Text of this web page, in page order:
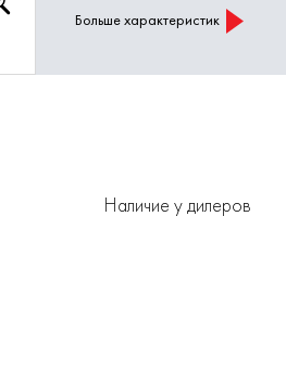
Больше характеристик
Наличие у дилеров